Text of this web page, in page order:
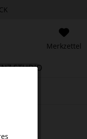
Merkzettel
STUDIO